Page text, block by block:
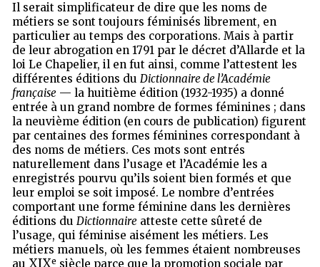
Il serait simplificateur de dire que les noms de
métiers se sont toujours féminisés librement, en
particulier au temps des corporations. Mais à partir
de leur abrogation en 1791 par le décret d’Allarde et la
loi Le Chapelier, il en fut ainsi, comme l’attestent les
différentes éditions duDictionnaire de l’Académie
française — la huitième édition (1932-1935) a donné
entrée à un grand nombre de formes féminines ; dans
la neuvième édition (en cours de publication) figurent
par centaines des formes féminines correspondant à
des noms de métiers. Ces mots sont entrés
naturellement dans l’usage et l’Académie les a
enregistrés pourvu qu’ils soient bien formés et que
leur emploi se soit imposé. Le nombre d’entrées
comportant une forme féminine dans les dernières
éditions duDictionnaire atteste cette sûreté de
l’usage, qui féminise aisément les métiers. Les
métiers manuels, où les femmes étaient nombreuses
auXIXe siècle parce que la promotion sociale par